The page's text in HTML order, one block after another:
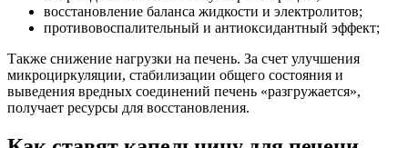
восстановление баланса жидкости и электролитов;
противовоспалительный и антиоксидантный эффект;
Также снижение нагрузки на печень. За счет улучшения
микроциркуляции, стабилизации общего состояния и
выведения вредных соединений печень «разгружается»,
получает ресурсы для восстановления.